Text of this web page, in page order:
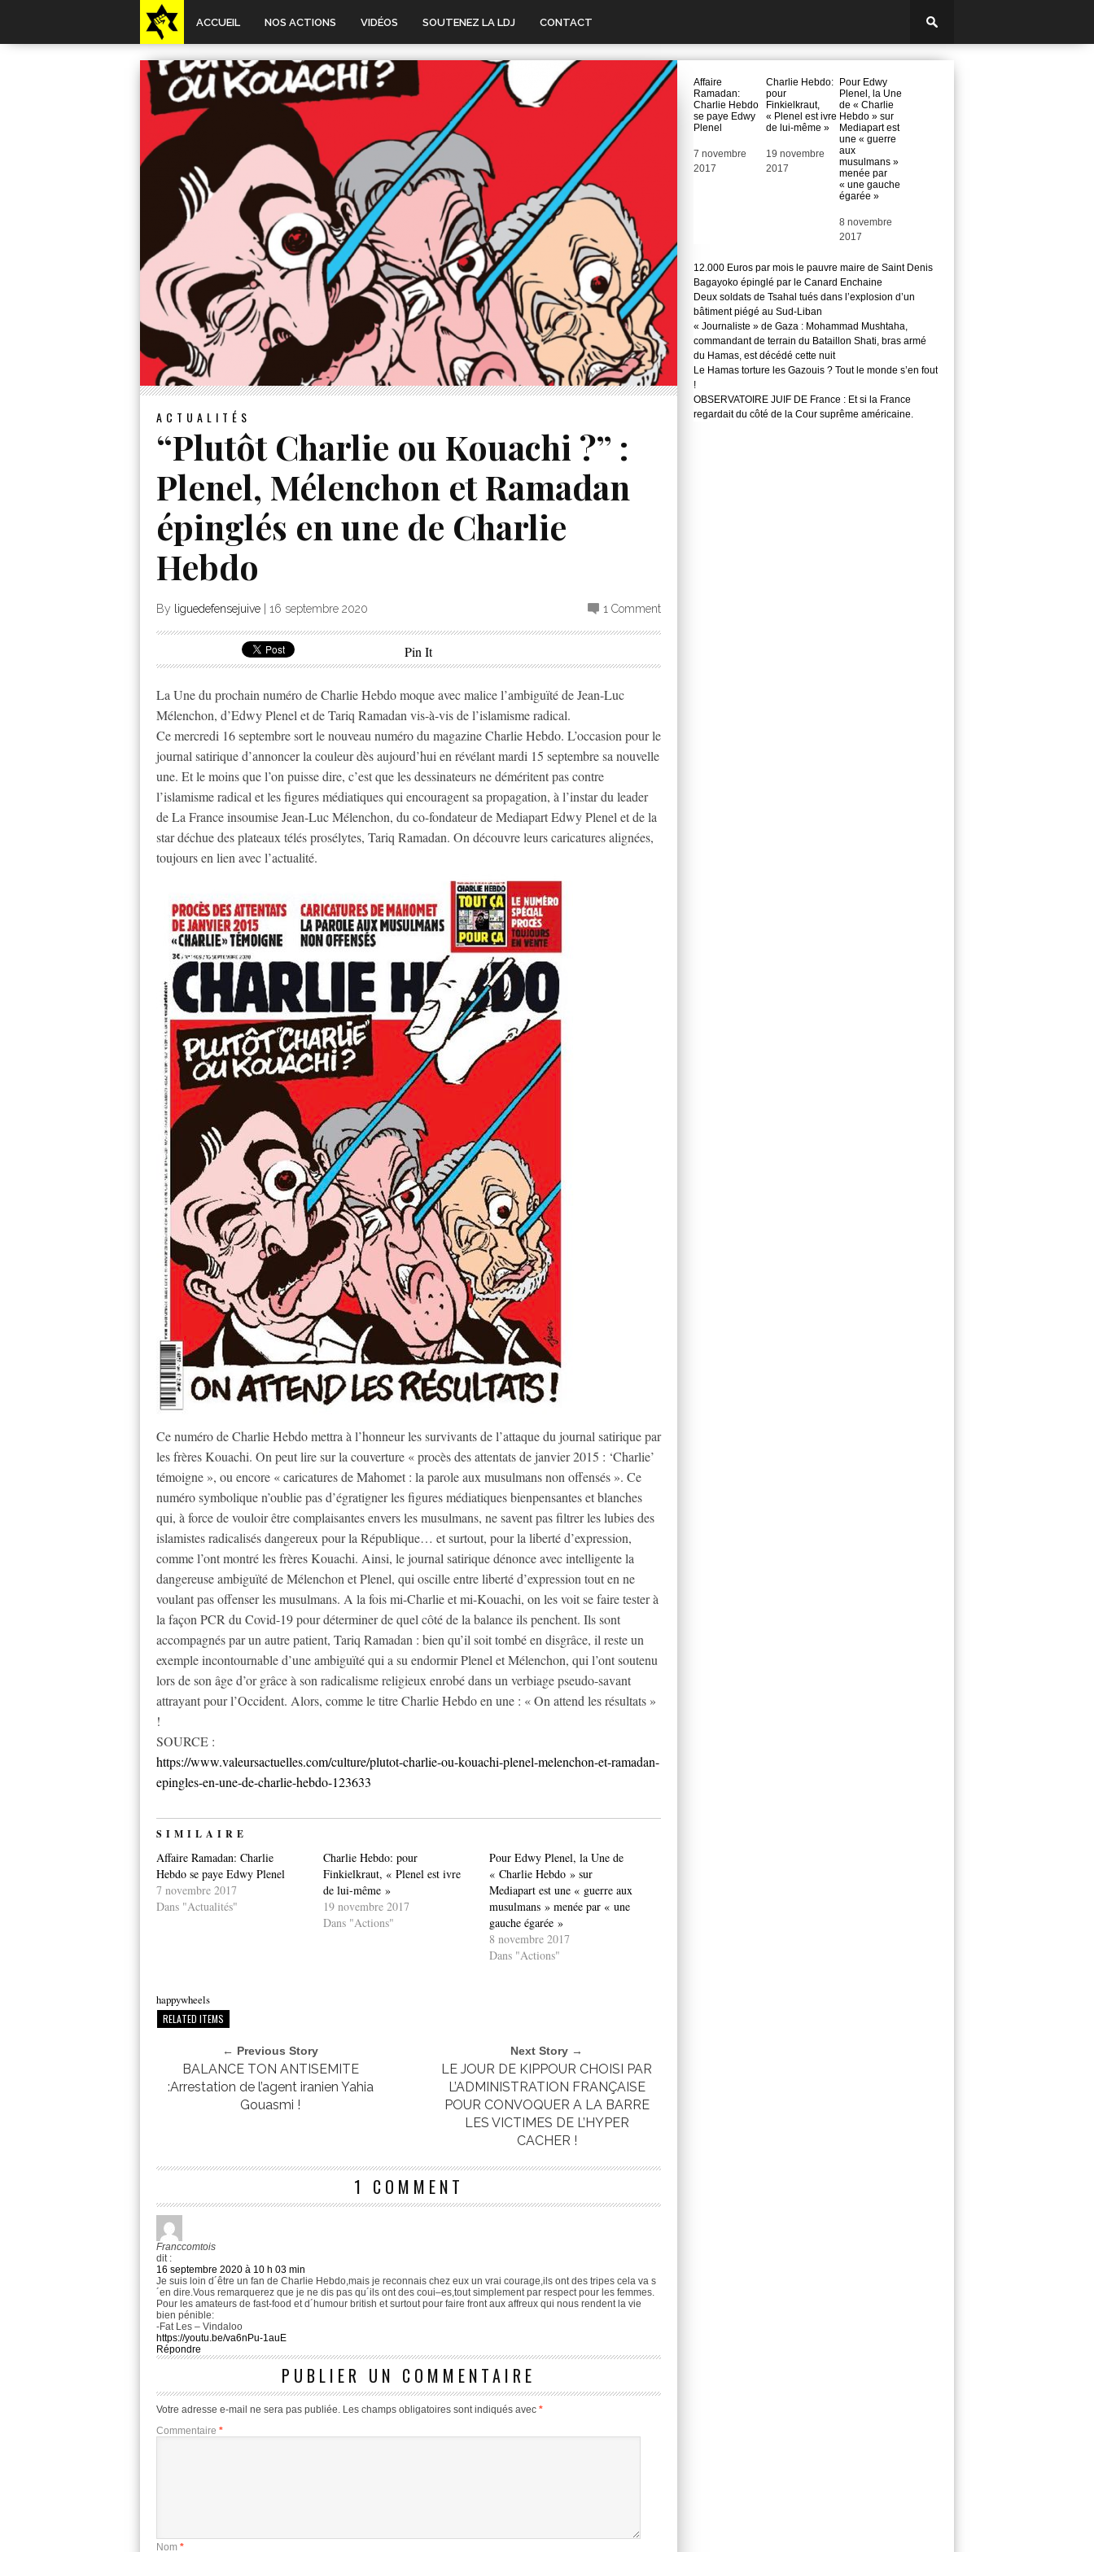
ACCUEIL NOS ACTIONS VIDÉOS SOUTENEZ LA LDJ CONTACT
ACTUALITÉS
“Plutôt Charlie ou Kouachi ?” :
Plenel, Mélenchon et Ramadan
épinglés en une de Charlie
Hebdo
By liguedefensejuive 16 septembre 2020 1 Comment
Pin It
La Une du prochain numéro de Charlie Hebdo moque avec malice l’ambiguïté de Jean-Luc
Mélenchon, d’Edwy Plenel et de Tariq Ramadan vis-à-vis de l’islamisme radical.
Ce mercredi 16 septembre sort le nouveau numéro du magazine Charlie Hebdo. L’occasion pour le
journal satirique d’annoncer la couleur dès aujourd’hui en révélant mardi 15 septembre sa nouvelle
une. Et le moins que l’on puisse dire, c’est que les dessinateurs ne déméritent pas contre
l’islamisme radical et les figures médiatiques qui encouragent sa propagation, à l’instar du leader
de La France insoumise Jean-Luc Mélenchon, du co-fondateur de Mediapart Edwy Plenel et de la
star déchue des plateaux télés prosélytes, Tariq Ramadan. On découvre leurs caricatures alignées,
toujours en lien avec l’actualité.
Ce numéro de Charlie Hebdo mettra à l’honneur les survivants de l’attaque du journal satirique par
les frères Kouachi. On peut lire sur la couverture « procès des attentats de janvier 2015 : ‘Charlie’
témoigne », ou encore « caricatures de Mahomet : la parole aux musulmans non offensés ». Ce
numéro symbolique n’oublie pas d’égratigner les figures médiatiques bienpensantes et blanches
qui, à force de vouloir être complaisantes envers les musulmans, ne savent pas filtrer les lubies des
islamistes radicalisés dangereux pour la République… et surtout, pour la liberté d’expression,
comme l’ont montré les frères Kouachi. Ainsi, le journal satirique dénonce avec intelligente la
dangereuse ambiguïté de Mélenchon et Plenel, qui oscille entre liberté d’expression tout en ne
voulant pas offenser les musulmans. A la fois mi-Charlie et mi-Kouachi, on les voit se faire tester à
la façon PCR du Covid-19 pour déterminer de quel côté de la balance ils penchent. Ils sont
accompagnés par un autre patient, Tariq Ramadan : bien qu’il soit tombé en disgrâce, il reste un
exemple incontournable d’une ambiguïté qui a su endormir Plenel et Mélenchon, qui l’ont soutenu
lors de son âge d’or grâce à son radicalisme religieux enrobé dans un verbiage pseudo-savant
attrayant pour l’Occident. Alors, comme le titre Charlie Hebdo en une : « On attend les résultats »
!
SOURCE :
https://www.valeursactuelles.com/culture/plutot-charlie-ou-kouachi-plenel-melenchon-et-ramadan-
epingles-en-une-de-charlie-hebdo-123633
SIMILAIRE
Affaire Ramadan: Charlie
Hebdo se paye Edwy Plenel
7 novembre 2017
Dans "Actualités"
Charlie Hebdo: pour
Finkielkraut, « Plenel est ivre
de lui-même »
19 novembre 2017
Dans "Actions"
Pour Edwy Plenel, la Une de
« Charlie Hebdo » sur
Mediapart est une « guerre aux
musulmans » menée par « une
gauche égarée »
8 novembre 2017
Dans "Actions"
happywheels
RELATED ITEMS
← Previous Story
BALANCE TON ANTISEMITE
:Arrestation de l’agent iranien Yahia
Gouasmi !
Next Story →
LE JOUR DE KIPPOUR CHOISI PAR
L’ADMINISTRATION FRANÇAISE
POUR CONVOQUER A LA BARRE
LES VICTIMES DE L’HYPER
CACHER !
1 COMMENT
Franccomtois
dit :
16 septembre 2020 à 10 h 03 min
Je suis loin d´être un fan de Charlie Hebdo,mais je reconnais chez eux un vrai courage,ils ont des tripes cela va s
´en dire.Vous remarquerez que je ne dis pas qu´ils ont des coui–es,tout simplement par respect pour les femmes.
Pour les amateurs de fast-food et d´humour british et surtout pour faire front aux affreux qui nous rendent la vie
bien pénible:
-Fat Les – Vindaloo
https://youtu.be/va6nPu-1auE
Répondre
PUBLIER UN COMMENTAIRE
Votre adresse e-mail ne sera pas publiée. Les champs obligatoires sont indiqués avec *
Commentaire *
Nom *
Affaire
Ramadan:
Charlie Hebdo
se paye Edwy
Plenel
Date
7 novembre
2017
Charlie Hebdo:
pour
Finkielkraut,
« Plenel est ivre
de lui-même »
Date
19 novembre
2017
Pour Edwy
Plenel, la Une
de « Charlie
Hebdo » sur
Mediapart est
une « guerre
aux
musulmans »
menée par
« une gauche
égarée »
Date
8 novembre
2017
12.000 Euros par mois le pauvre maire de Saint Denis
Bagayoko épinglé par le Canard Enchaine
Deux soldats de Tsahal tués dans l’explosion d’un
bâtiment piégé au Sud-Liban
« Journaliste » de Gaza : Mohammad Mushtaha,
commandant de terrain du Bataillon Shati, bras armé
du Hamas, est décédé cette nuit
Le Hamas torture les Gazouis ? Tout le monde s’en fout
!
OBSERVATOIRE JUIF DE France : Et si la France
regardait du côté de la Cour suprême américaine.